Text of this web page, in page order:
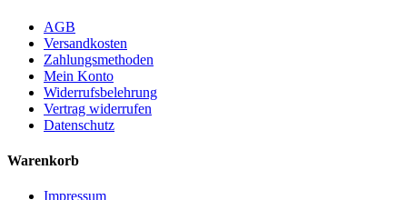
AGB
Versandkosten
Zahlungsmethoden
Mein Konto
Widerrufsbelehrung
Vertrag widerrufen
Datenschutz
Warenkorb
Impressum